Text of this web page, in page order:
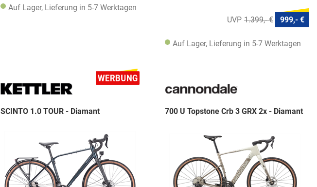
Auf Lager, Lieferung in 5-7 Werktagen
1.399,- € 999,- €
Auf Lager, Lieferung in 5-7 Werktagen
SCINTO 1.0 TOUR - Diamant 700 U Topstone Crb 3 GRX 2x - Diamant